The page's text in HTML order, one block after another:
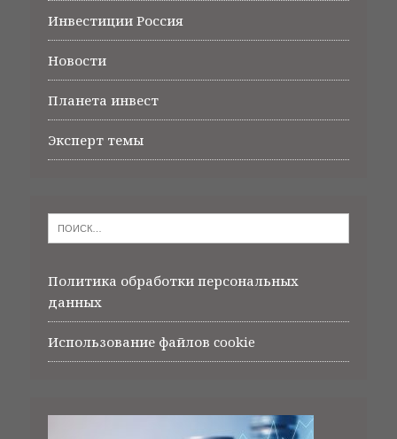
Инвестиции Россия
Новости
Планета инвест
Эксперт темы
Политика обработки персональных
данных
Использование файлов cookie